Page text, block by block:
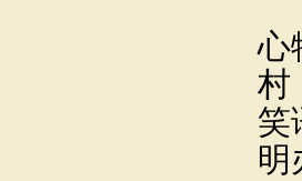
心
村
笑
明